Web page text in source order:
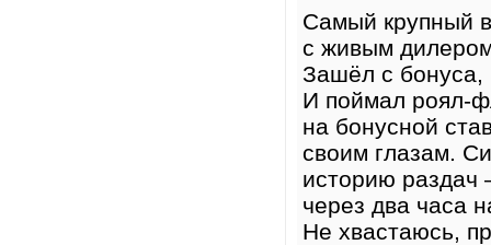
Самый крупный
с живым
Зашёл с бонуса,
И поймал роял-
на бонусной
своим глазам.
историю раздач
через два часа
Не хвастаюсь,